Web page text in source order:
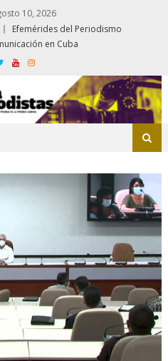
10, 2026
Efemérides del Periodismo
en Cuba